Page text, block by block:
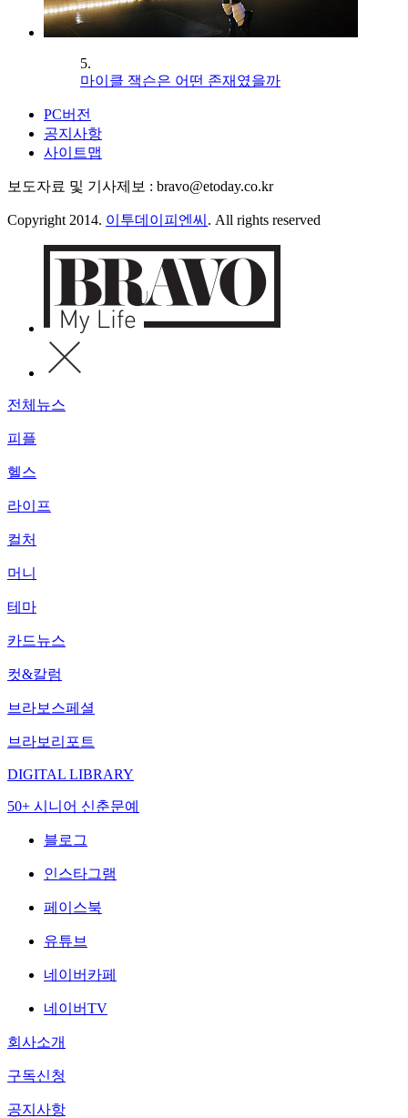
5.
마이클 잭슨은 어떤 존재였을까
PC버전
공지사항
사이트맵
보도자료 및 기사제보 : bravo@etoday.co.kr
Copyright 2014. 이투데이피엔씨 . All rights reserved
전체뉴스
피플
헬스
라이프
컬처
머니
테마
카드뉴스
컷&칼럼
브라보스페셜
브라보리포트
DIGITAL LIBRARY
50+ 시니어 신춘문예
블로그
인스타그램
페이스북
유튜브
네이버카페
네이버TV
회사소개
구독신청
공지사항